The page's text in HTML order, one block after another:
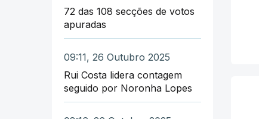
72 das 108 secções de votos
apuradas
09:11, 26 Outubro 2025
Rui Costa lidera contagem
seguido por Noronha Lopes